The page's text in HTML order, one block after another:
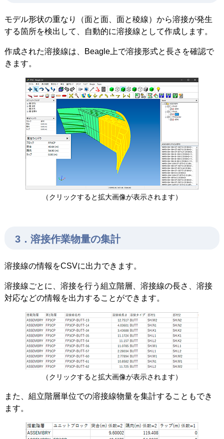
モデル形状の重なり（面と面、面と稜線）から溶接が発生
する箇所を検出して、自動的に溶接線として作成します。
作成された溶接線は、Beagle上で溶接形式と長さを確認で
きます。
（クリックすると拡大画像が表示されます）
3．溶接作業物量の集計
溶接線の情報をCSVに出力できます。
溶接線ごとに、溶接を行う組立階層、溶接線の長さ、溶接
対応などの情報を出力することができます。
（クリックすると拡大画像が表示されます）
また、組立階層単位での溶接線物量を集計することもでき
ます。